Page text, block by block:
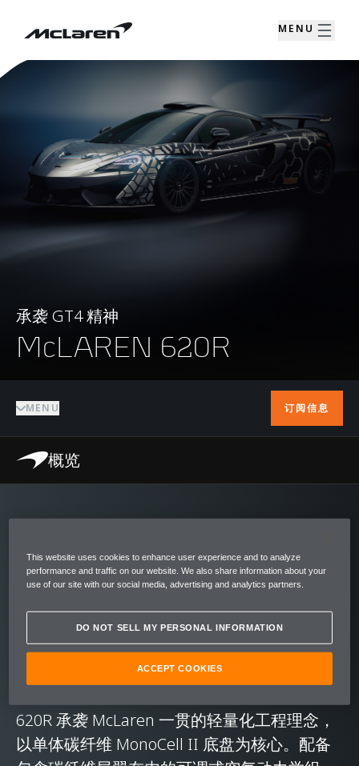
MENU
承袭 GT4 精神
McLAREN 620R
MENU 订阅信息
概览
概览
McLaren 620R 是一台从赛道冠军蜕变而来的
造，这是我们最为卓越的赛道车型，曾在全球
赛事中斩获数百个奖项。620R 打破了赛车与
公路跑车之间的界限，让赛道激情直通街道。
620R 承袭 McLaren 一贯的轻量化工程理念，
以单体碳纤维 MonoCell II 底盘为核心。配备
This website uses cookies to enhance user experience and to analyze
performance and traffic on our website. We also share information about your
use of our site with our social media, advertising and analytics partners.
DO NOT SELL MY PERSONAL INFORMATION
ACCEPT COOKIES